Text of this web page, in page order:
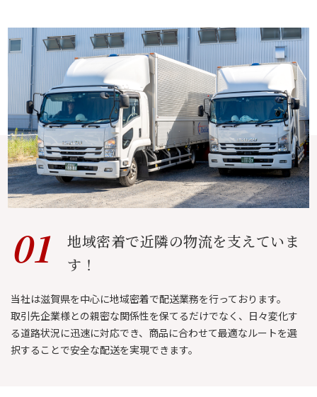
01 地域密着で近隣の物流を​​​​​​​支えていま
す！
当社は滋賀県を中心に地域密着で配送業務を行っております。
取引先企業様との親密な関係性を保てるだけでなく、日々変化す
る道路状況に迅速に対応でき、商品に合わせて最適なルートを選
択することで安全な配送を実現できます。